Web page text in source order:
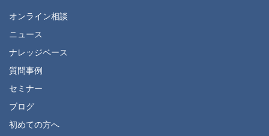
オンライン相談
ニュース
ナレッジベース
質問事例
セミナー
ブログ
初めての方へ